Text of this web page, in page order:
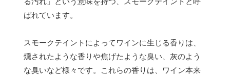
ばれています。
スモークテイントによってワインに生じる香りは、
燻されたような香りや焦げたような臭い、灰のよう
な臭いなど様々です。これらの香りは、ワイン本来